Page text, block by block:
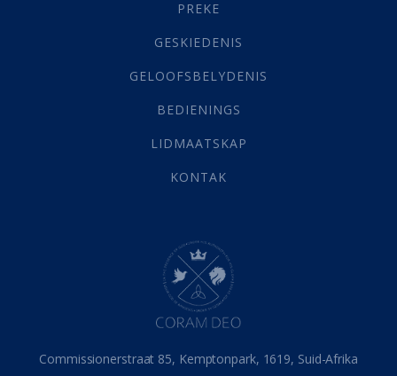
(21)
Grys Areas(4)
Lewensdoel(3)
Selfondersoek(1)
Werk(22)
(142)
Hemel (31)
Israel (14)
Millennium(1)
Oordeelsdag(19)
Verheerlikte liggaam
Wederkoms
(27)
PREKE
GESKIEDENIS
GELOOFSBELYDENIS
BEDIENINGS
LIDMAATSKAP
KONTAK
Commissionerstraat 85, Kemptonpark, 1619, Suid-Afrika